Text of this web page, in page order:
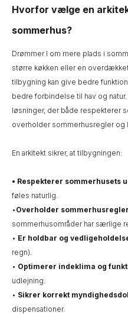
Hvorfor vælge en
sommerhus?
Drømmer I om mere plads i
større køkken eller en
tilbygning kan give bedre
bedre forbindelse til hav og
løsninger, der både respekterer
overholder sommerhusregler og
En arkitekt sikrer, at tilbygningen:
• Respekterer sommerhusets
føles naturlig.
• Overholder
sommerhusområder har særlige
• Er holdbar og
regn).
• Optimerer indeklima og
udlejning.
• Sikrer korrekt
dispensationer.